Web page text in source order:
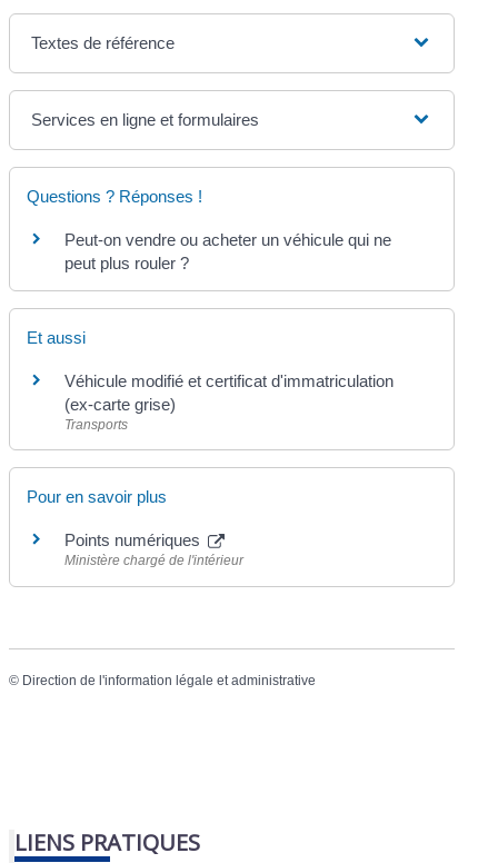
Textes de référence
Services en ligne et formulaires
Questions ? Réponses !
Peut-on vendre ou acheter un véhicule qui ne
peut plus rouler ?
Et aussi
Véhicule modifié et certificat d'immatriculation
(ex-carte grise)
Transports
Pour en savoir plus
Points numériques
Ministère chargé de l'intérieur
© Direction de l'information légale et administrative
LIENS PRATIQUES